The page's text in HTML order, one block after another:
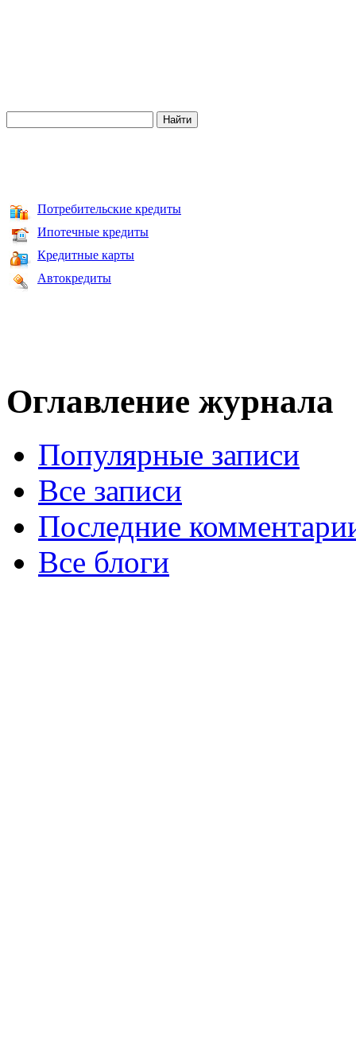
Потребительские кредиты
Ипотечные кредиты
Кредитные карты
Автокредиты
Оглавление журнала
Популярные записи
Все записи
Последние
Все блоги